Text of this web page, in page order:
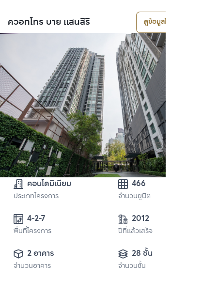
ควอทโทร บาย แสนสิริ ดูข้อมูลโครงการ
คอนโดมิเนียม
ประเภทโครงการ
466
จำนวนยูนิต
4-2-7
พื้นที่โครงการ
2012
ปีที่แล้วเสร็จ
2 อาคาร
จำนวนอาคาร
28 ชั้น
จำนวนชั้น